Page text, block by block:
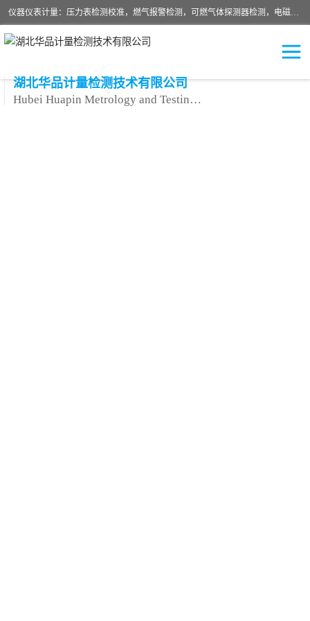
仪器仪表计量：压力表检测校准，燃气报警检测，可燃气体探测器检测，电磁流量计检测校准，明渠流量计检测，千斤顶检测标定，仪器校准，量具校准，仪表检测，仪器检测，计量设备校准；洁净室检测：洁净度检测，洁净厂房检测，无尘洁净室检测，悬浮粒子检测，*过滤器检测；安全阀校验：安全阀校验，安全阀检验，安全阀检测，安全阀年检，安全阀校正，安全阀校准；
湖北华品计量检测技术有限公司
Hubei Huapin Metrology and Testing Technology Co. , Ltd.